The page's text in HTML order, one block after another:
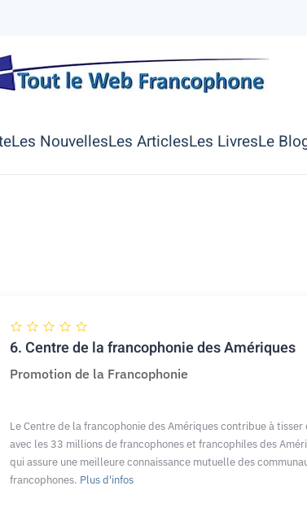
Les NouvellesLes ArticlesLes LivresLe
6.Centre de la francophonie des Amériques
Promotion de la Francophonie
Le Centre de la francophonie des Amériques contribue à tisser
avec les 33 millions de francophones et francophiles des
qui assure une meilleure connaissance mutuelle des
francophones. Plus d'infos